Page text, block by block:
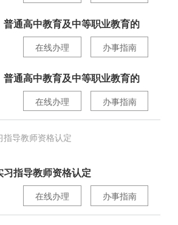
通高中教育及中等职业教育的
办事指南
在线办理
通高中教育及中等职业教育的
办事指南
在线办理
指导教师资格认定
指导教师资格认定
办事指南
在线办理